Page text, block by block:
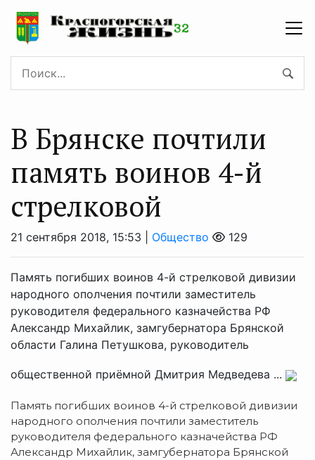
В Брянске почтили
память воинов 4-й
стрелковой
21 сентября 2018, 15:53 | Общество 129
Память погибших воинов 4-й стрелковой дивизии
народного ополчения почтили заместитель
руководителя федерального казначейства РФ
Александр Михайлик, замгубернатора Брянской
области Галина Петушкова, руководитель
общественной приёмной Дмитрия Медведева ...
Память погибших воинов 4-й стрелковой дивизии
народного ополчения почтили заместитель
руководителя федерального казначейства РФ
Александр Михайлик, замгубернатора Брянской